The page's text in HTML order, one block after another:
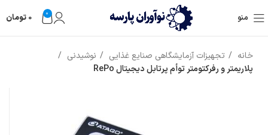
منو 0
0 تومان
خانه تجهیزات آزمایشگاهی صنایع غذایی
نوشیدنی
پلاریمتر و رفرکتومتر توأم پرتابل دیجیتال RePo